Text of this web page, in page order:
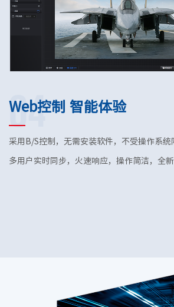
Web控制 智能体验
04
采用B/S控制，无需安装软件，不受操作系统
多用户实时同步，火速响应，操作简洁，全新